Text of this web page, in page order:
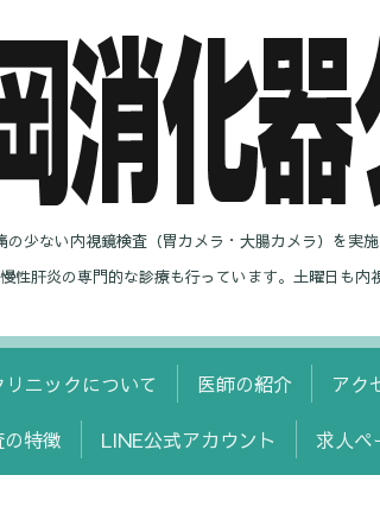
少ない内視鏡検査（胃カメラ・大腸カメラ）を実
性肝炎の専門的な診療も行っています。土曜日も
リニックについて 医師の紹介 アク
特徴 LINE公式アカウント 求人ペ